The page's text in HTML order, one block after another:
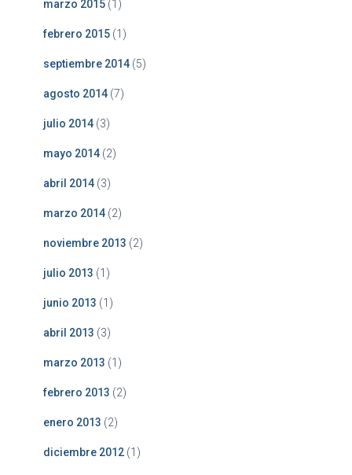
marzo 2015 (1)
febrero 2015 (1)
septiembre 2014 (5)
agosto 2014 (7)
julio 2014 (3)
mayo 2014 (2)
abril 2014 (3)
marzo 2014 (2)
noviembre 2013 (2)
julio 2013 (1)
junio 2013 (1)
abril 2013 (3)
marzo 2013 (1)
febrero 2013 (2)
enero 2013 (2)
diciembre 2012 (1)